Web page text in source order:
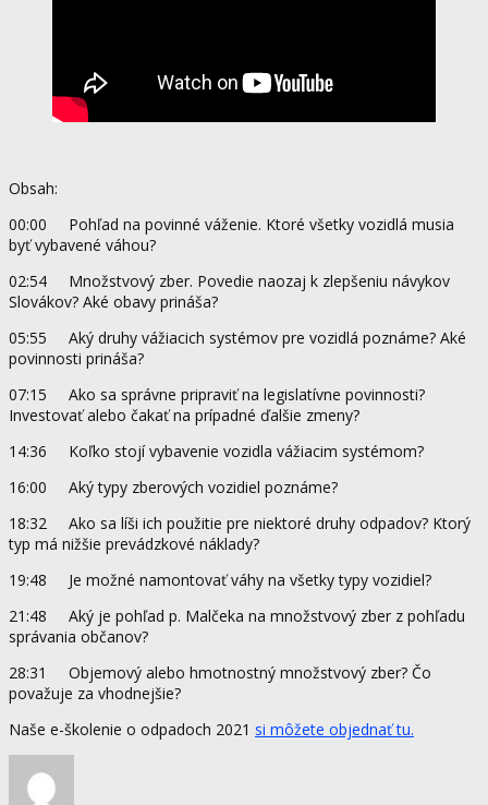
Obsah:
00:00 Pohľad na povinné váženie. Ktoré všetky vozidlá musia
byť vybavené váhou?
02:54 Množstvový zber. Povedie naozaj k zlepšeniu návykov
Slovákov? Aké obavy prináša?
05:55 Aký druhy vážiacich systémov pre vozidlá poznáme? Aké
povinnosti prináša?
07:15 Ako sa správne pripraviť na legislatívne povinnosti?
Investovať alebo čakať na prípadné ďalšie zmeny?
14:36 Koľko stojí vybavenie vozidla vážiacim systémom?
16:00 Aký typy zberových vozidiel poznáme?
18:32 Ako sa líši ich použitie pre niektoré druhy odpadov? Ktorý
typ má nižšie prevádzkové náklady?
19:48 Je možné namontovať váhy na všetky typy vozidiel?
21:48 Aký je pohľad p. Malčeka na množstvový zber z pohľadu
správania občanov?
28:31 Objemový alebo hmotnostný množstvový zber? Čo
považuje za vhodnejšie?
Naše e-školenie o odpadoch 2021 si môžete objednať tu.